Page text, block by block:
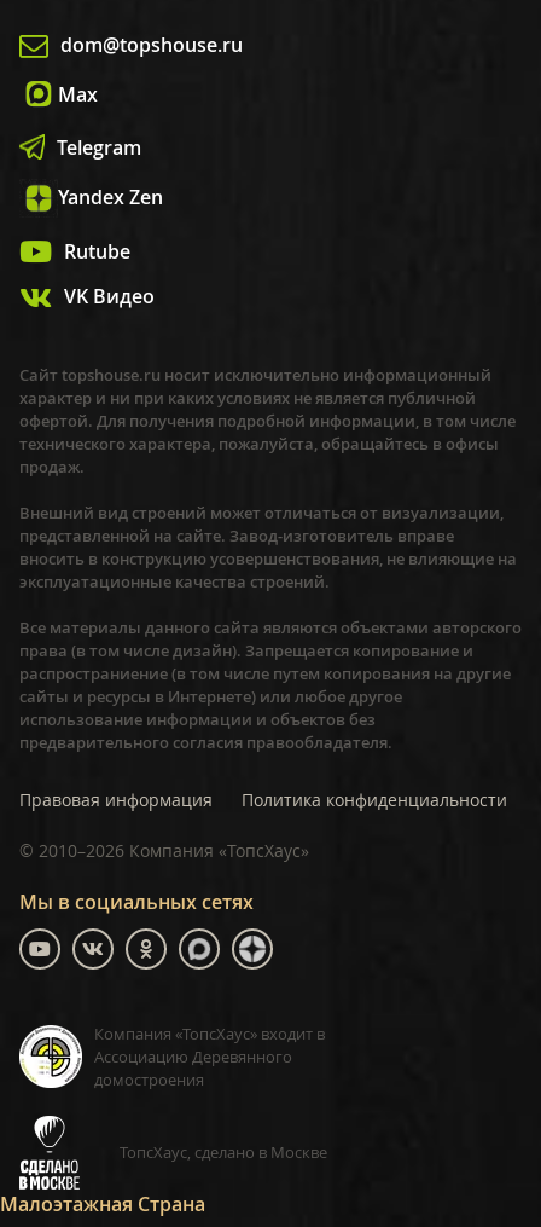
dom@topshouse.ru
Max
Telegram
Yandex Zen
Rutube
VK Видео
Мы в социальных сетях
Компания «ТопсХаус» входит в
Ассоциацию Деревянного
домостроения
ТопсХаус, сделано в Москве
Малоэтажная Страна
Сайт topshouse.ru носит исключительно информационный
характер и ни при каких условиях не является публичной
офертой. Для получения подробной информации, в том числе
технического характера, пожалуйста, обращайтесь в офисы
продаж.
Внешний вид строений может отличаться от визуализации,
представленной на сайте. Завод-изготовитель вправе
вносить в конструкцию усовершенствования, не влияющие на
эксплуатационные качества строений.
Все материалы данного сайта являются объектами авторского
права (в том числе дизайн). Запрещается копирование и
распространиение (в том числе путем копирования на другие
сайты и ресурсы в Интернете) или любое другое
использование информации и объектов без
предварительного согласия правообладателя.
Правовая информация Политика конфиденциальности
© 2010–2026 Компания «ТопсХаус»